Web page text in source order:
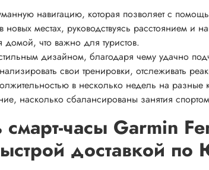
навигацию, которая позволяет с
новых местах, руководствуясь расстоянием и
домой, что важно для туристов.
дизайном, благодаря чему удачно
свои тренировки, отслеживать
в несколько недель на
насколько сбалансированы занятия
смарт-часы Garmin
доставкой